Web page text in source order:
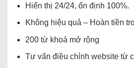
Hiển thị 24/24, ổn định 100%.
Không hiệu quả – Hoàn tiền
200 từ khoá mở rộng
Tư vấn điều chỉnh website từ